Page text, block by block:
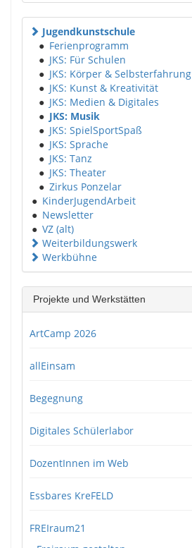
Jugendkunstschule
● Ferienprogramm
● JKS: Für Schulen
● JKS: Körper & Selbsterfahrung
● JKS: Kunst & Kreativität
● JKS: Medien & Digitales
● JKS: Musik
● JKS: SpielSportSpaß
● JKS: Sprache
● JKS: Tanz
● JKS: Theater
● Zirkus Ponzelar
● KinderJugendArbeit
● Newsletter
● VZ (alt)
Weiterbildungswerk
Werkbühne
Projekte und Werkstätten
ArtCamp 2026
allEinsam
Begegnung
Digitales Schülerlabor
DozentInnen im Web
Essbares KreFELD
FREIraum21